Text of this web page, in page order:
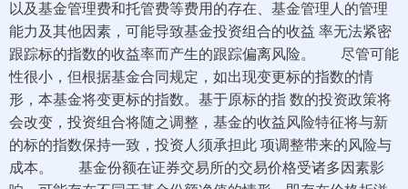
以及基金管理费和托管费等费用的存在、基金管理人的管理
能力及其他因素，可能导致基金投资组合的收益 率无法紧密
跟踪标的指数的收益率而产生的跟踪偏离风险。 尽管可能
性很小，但根据基金合同规定，如出现变更标的指数的情
形，本基金将变更标的指数。基于原标的指 数的投资政策将
会改变，投资组合将随之调整，基金的收益风险特征将与新
的标的指数保持一致，投资人须承担此 项调整带来的风险与
成本。 基金份额在证券交易所的交易价格受诸多因素影